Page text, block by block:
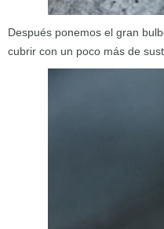
Después ponemos el gran
cubrir con un poco más de